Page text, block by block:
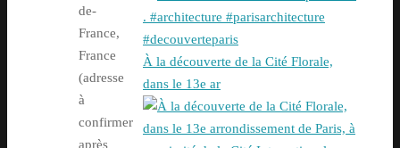
de-
France,
France
(adresse
à
confirmer
après
À la découverte de la Cité Florale,
dans le 13e ar